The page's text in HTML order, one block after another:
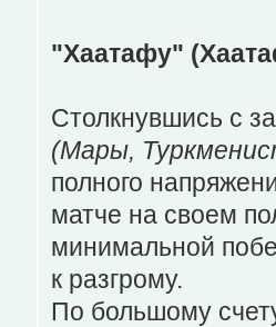
"Хаатафу"
Столкнувшись с
(Мары,
полного
матче на своем
минимальной
к разгрому.
По большому